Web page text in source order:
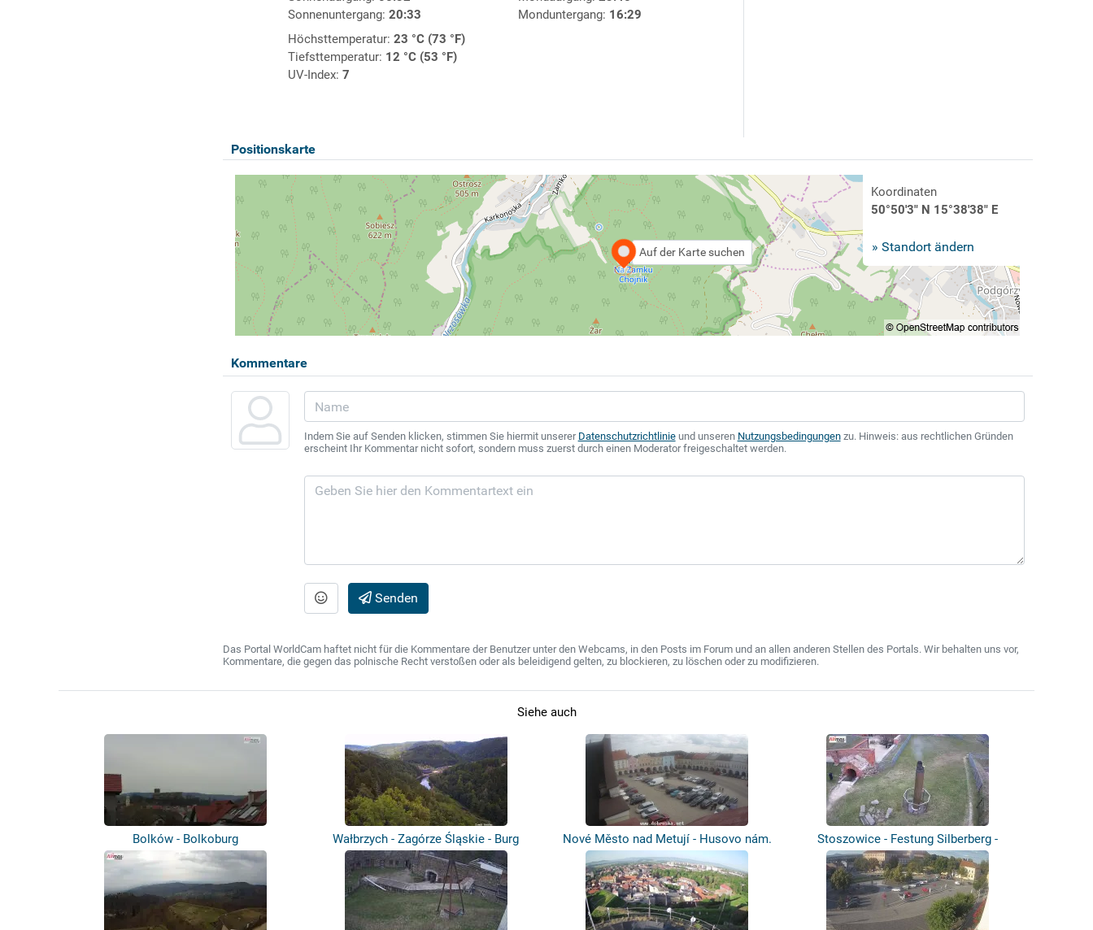
Sonnenuntergang: 20:33
Monduntergang: 16:29
Höchsttemperatur: 23 °C (73 °F)
Tiefsttemperatur: 12 °C (53 °F)
UV-Index: 7
Positionskarte
Auf der Karte suchen
Koordinaten
50°50'3" N 15°38'38" E
» Standort ändern
Kommentare
Indem Sie auf Senden klicken, stimmen Sie hiermit unserer Datenschutzrichtlinieund unseren Nutzungsbedingungenzu. Hinweis: aus rechtlichen Gründen
erscheint Ihr Kommentar nicht sofort, sondern muss zuerst durch einen Moderator freigeschaltet werden.
Senden
Das Portal WorldCam haftet nicht für die Kommentare der Benutzer unter den Webcams, in den Posts im Forum und an allen anderen Stellen des Portals. Wir behalten uns vor,
Kommentare, die gegen das polnische Recht verstoßen oder als beleidigend gelten, zu blockieren, zu löschen oder zu modifizieren.
Siehe auch
Bolków - Bolkoburg
Wałbrzych - Zagórze Śląskie - Burg
Grodn...
Nové Město nad Metují - Husovo nám.
Stoszowice - Festung Silberberg -
Innenh...